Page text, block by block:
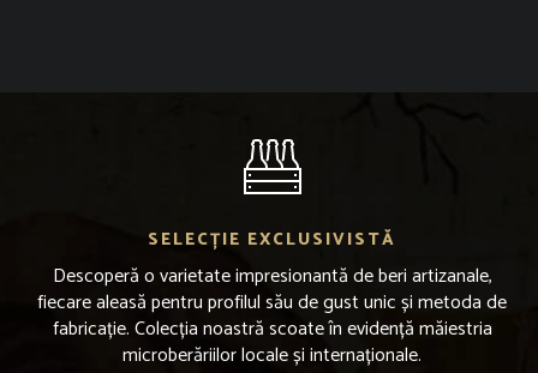
SELECȚIE EXCLUSIVISTĂ
Descoperă o varietate impresionantă de beri artizanale,
fiecare aleasă pentru profilul său de gust unic și metoda de
fabricație. Colecția noastră scoate în evidență măiestria
microberăriilor locale și internaționale.